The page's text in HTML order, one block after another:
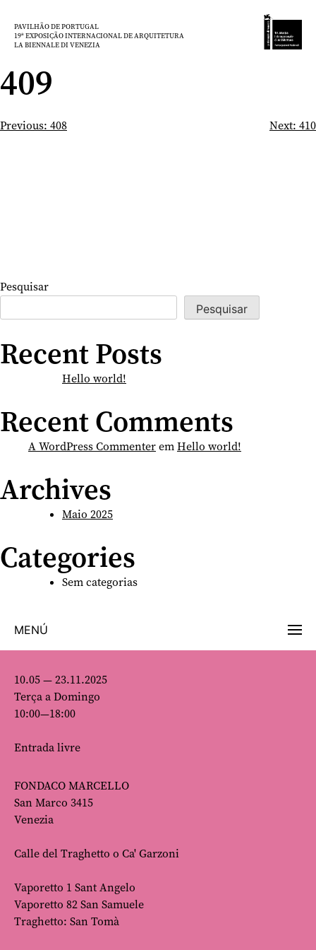
paraPAVILHÃO DE PORTUGAL
19ª EXPOSIÇÃO INTERNACIONAL DE ARQUITETURA
LA BIENNALE DI VENEZIA
409
Navegação
Previous: 408 Next: 410
Pesquisar
Pesquisar
Recent Posts
Hello world!
Recent Comments
A WordPress CommenteremHello world!
Archives
Maio 2025
Categories
Sem categorias
MENÚ
10.05 — 23.11.2025
Terça a Domingo
10:00—18:00
Entrada livre
FONDACO MARCELLO
San Marco 3415
Venezia
Calle del Traghetto o Ca' Garzoni
Vaporetto 1 Sant Angelo
Vaporetto 82 San Samuele
Traghetto: San Tomà